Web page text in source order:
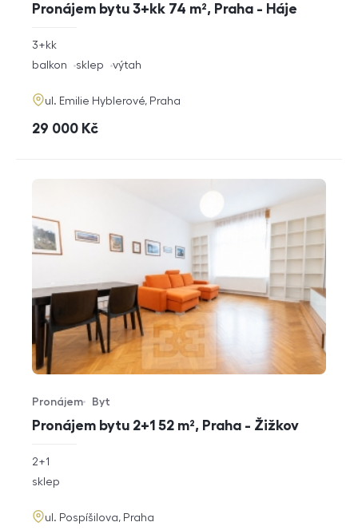
Pronájem bytu 3+kk 74 m², Praha - Háje
rozměry
3+kk
funkce
balkon sklep výtah
adresa
ul. Emilie Hyblerové, Praha
cena
29 000 Kč
Pronájem bytu 2+1 52 m², Praha - Žižkov
Typ nabídky
Pronájem
Typ nemovitosti
Byt
rozměry
2+1
funkce
sklep
adresa
ul. Pospíšilova, Praha